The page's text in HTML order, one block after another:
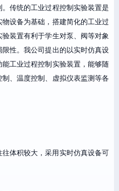
传统的工业过程控制实验装置是
设备为基础，搭建简化的工业过
装置有利于学生对泵、阀等对象
性。我公司提出的以实时仿真设
工业过程控制实验装置，能够随
、温度控制、虚拟仪表监测等各
体积较大，采用实时仿真设备可